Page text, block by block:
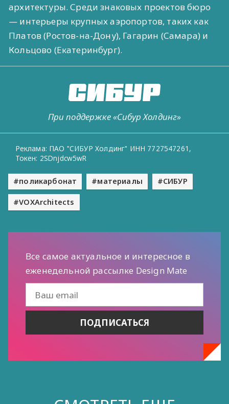
архитектуры. Среди знаковых проектов бюро
— интерьеры крупных аэропортов, таких как
Платов (Ростов-на-Дону), Гагарин (Самара) и
Кольцово (Екатеринбург).
При поддержке «Сибур Холдинг»
Реклама: ПАО "СИБУР Холдинг" ИНН 7727547261,
Токен: 2SDnjdcw5wR
поликарбонат материалы СИБУР
VOXArchitects
Все самое актуальное и интересное в
еженедельной рассылке Design Mate